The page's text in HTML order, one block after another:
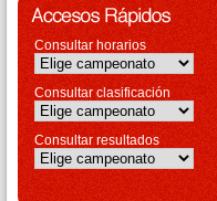
Consultar horarios
Consultar clasificación
Consultar resultados